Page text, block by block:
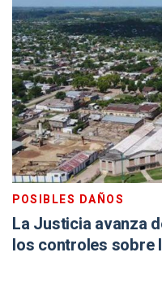
POSIBLES DAÑOS
La Justicia avanza
los controles sobre